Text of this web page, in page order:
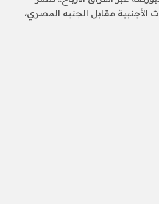
الأجنبية مقابل الجنيه المصري،